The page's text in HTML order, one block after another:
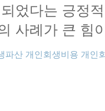
었다는 긍정
사례가 큰 힘
파산 개인회생비용 개인